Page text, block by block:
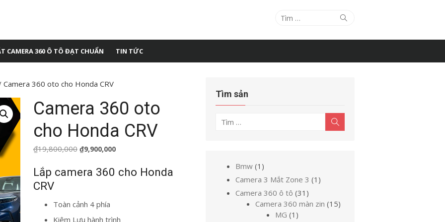
Tìm
quả
Tìm
CAMERA 360 Ô TÔ ĐẠT CHUẨN TIN TỨC
Camera 360 oto cho Honda CRV
Camera 360 oto
cho Honda CRV
₫19,800,000 Giá
là:
₫9,900,000Giá
tại
Lắp camera 360 cho Honda
CRV
Toàn cảnh 4 phía
Kiêm Lưu hành trình
Tìm sản
Tìm
kiếm
Bmw 1 1
sản
Camera 3 Mắt Zone 3 1 1
phẩm
Camera 360 ô tô 31 31
sản
Camera 360 màn zin 1515
MG 1 1